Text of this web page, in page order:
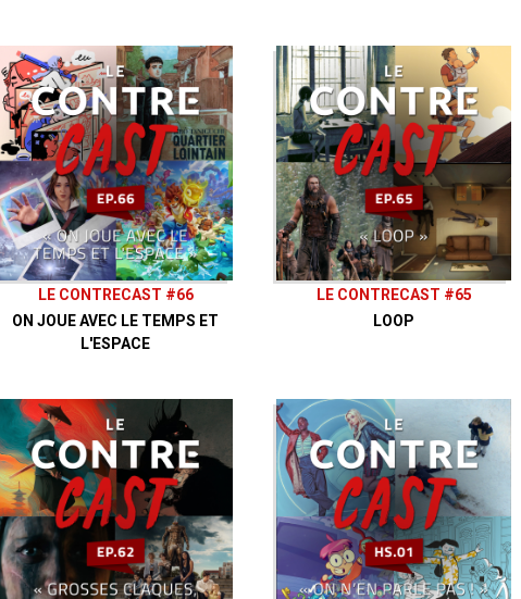
JohnCouscous
, pour le derushage et le montage.
Le ContreCast est un podcast animé par
JohnCouscous
Vaisseau Hyper Sensas © 2024
LE CONTRECAST #66
ON JOUE AVEC LE TEMPS ET
L'ESPACE
LE CONTRECAST #65
LOOP